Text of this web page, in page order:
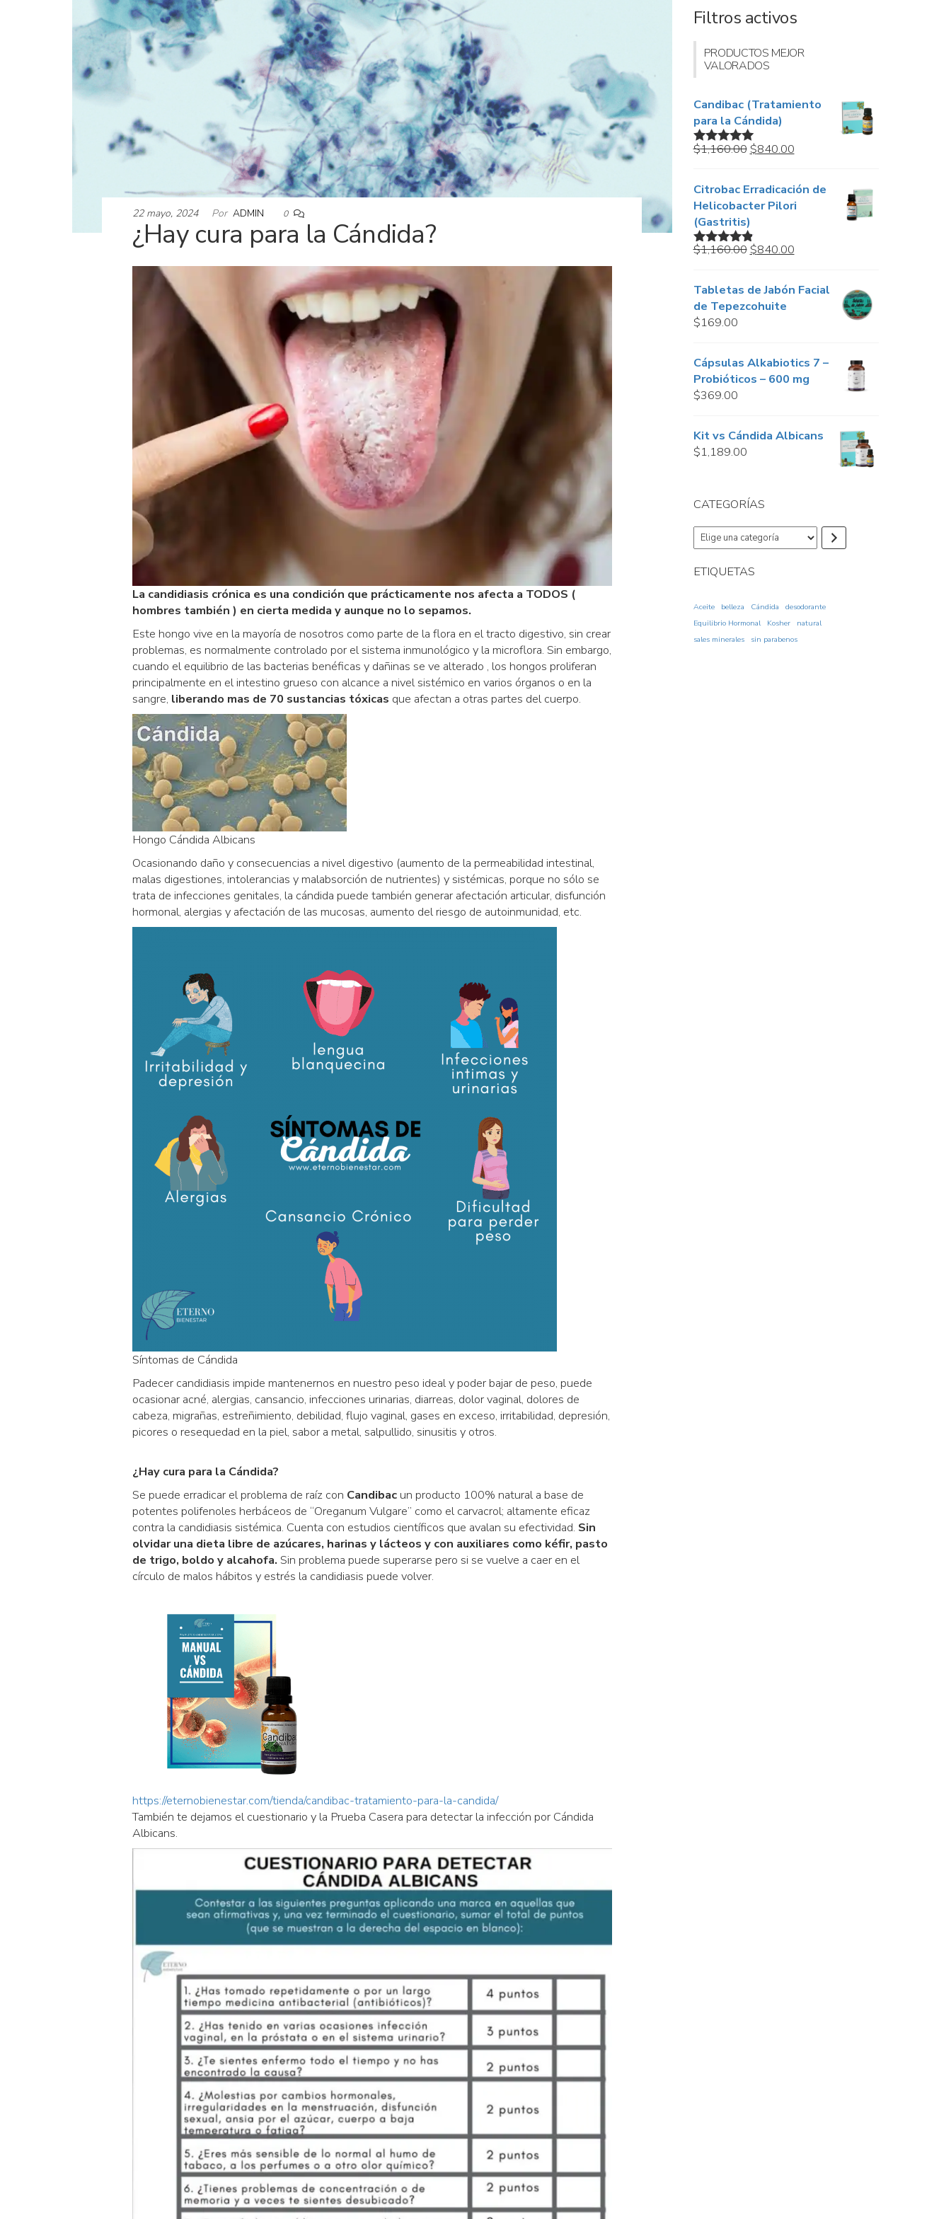
22 mayo, 2024 Por ADMIN 0
¿Hay cura para la Cándida?
La candidiasis crónica es una condición que prácticamente nos afecta a TODOS (
hombres también ) en cierta medida y aunque no lo sepamos.
Este hongo vive en la mayoría de nosotros como parte de la flora en el tracto digestivo, sin crear
problemas, es normalmente controlado por el sistema inmunológico y la microflora. Sin embargo,
cuando el equilibrio de las bacterias benéficas y dañinas se ve alterado , los hongos proliferan
principalmente en el intestino grueso con alcance a nivel sistémico en varios órganos o en la
sangre, liberando mas de 70 sustancias tóxicas que afectan a otras partes del cuerpo.
Hongo Cándida Albicans
Ocasionando daño y consecuencias a nivel digestivo (aumento de la permeabilidad intestinal,
malas digestiones, intolerancias y malabsorción de nutrientes) y sistémicas, porque no sólo se
trata de infecciones genitales, la cándida puede también generar afectación articular, disfunción
hormonal, alergias y afectación de las mucosas, aumento del riesgo de autoinmunidad, etc.
Síntomas de Cándida
Padecer candidiasis impide mantenernos en nuestro peso ideal y poder bajar de peso, puede
ocasionar acné, alergias, cansancio, infecciones urinarias, diarreas, dolor vaginal, dolores de
cabeza, migrañas, estreñimiento, debilidad, flujo vaginal, gases en exceso, irritabilidad, depresión,
picores o resequedad en la piel, sabor a metal, salpullido, sinusitis y otros.
¿Hay cura para la Cándida?
Se puede erradicar el problema de raíz con Candibacun producto 100% natural a base de
potentes polifenoles herbáceos de “Oreganum Vulgare” como el carvacrol; altamente eficaz
contra la candidiasis sistémica. Cuenta con estudios científicos que avalan su efectividad. Sin
olvidar una dieta libre de azúcares, harinas y lácteos y con auxiliares como kéfir, pasto
de trigo, boldo y alcahofa. Sin problema puede superarse pero si se vuelve a caer en el
círculo de malos hábitos y estrés la candidiasis puede volver.
https://eternobienestar.com/tienda/candibac-tratamiento-para-la-candida/
También te dejamos el cuestionario y la Prueba Casera para detectar la infección por Cándida
Albicans.
Filtros activos
PRODUCTOS MEJOR
VALORADOS
Candibac (Tratamiento
para la Cándida)
Valorado en
$1,160.00Original
$1,160.00.
$840.00Current
is:
$840.00.
Citrobac Erradicación de
Helicobacter Pilori
(Gastritis)
Valorado
$1,160.00Original
$1,160.00.
$840.00Current
$840.00.
Tabletas de Jabón Facial
de Tepezcohuite
$169.00
Cápsulas Alkabiotics 7 –
Probióticos – 600 mg
$369.00
Kit vs Cándida Albicans
$1,189.00
CATEGORÍAS
Elige
una
ETIQUETAS
Aceite belleza Cándida
desodorante
Equilibrio Hormonal
Kosher
natural
sales minerales
sin parabenos